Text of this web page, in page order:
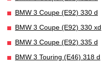
BMW 3 Coupe (E92) 330 d
BMW 3 Coupe (E92) 330 xd
BMW 3 Coupe (E92) 335 d
BMW 3 Touring (E46) 318 d